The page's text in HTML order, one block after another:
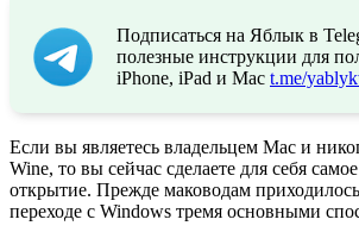
Подписаться на Яблык в
полезные инструкции для
iPhone, iPad и Mac t.me/
Если вы являетесь владельцем Mac и
Wine, то вы сейчас сделаете для себя
открытие. Прежде маководам
переходе с Windows тремя основными